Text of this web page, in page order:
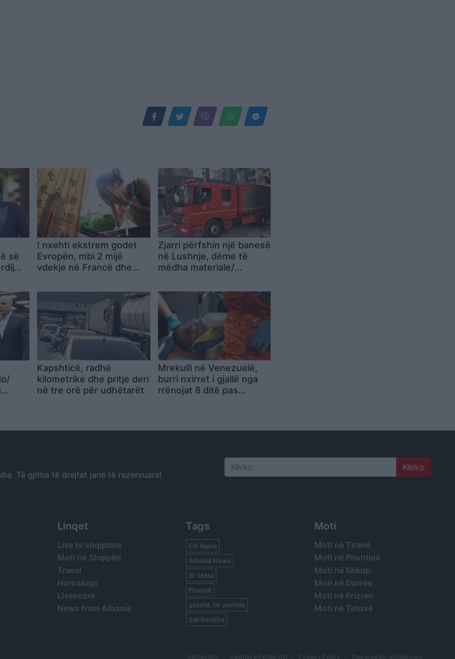
së
I nxehti ekstrem godet
Evropën, mbi 2 mijë
vdekje në Francë dhe
temperatura rekord
Zjarri përfshin një banesë
në Lushnje, dëme të
mëdha materiale/
të shuar flakët
Kapshticë, radhë
kilometrike dhe pritje deri
në tre orë për udhëtarët
Mrekulli në Venezuelë,
burri nxirret i gjallë nga
rrënojat 8 ditë pas
Të gjitha të drejtat janë të rezervuara! Search
Linqet
Live tv shqiptare
Moti në Shqipëri
Travel
Horoskopi
Livescore
News from Albania
Tags
Edi Rama
Albania News
Ilir Meta
Piranjat
gazeta, tv, portale
Sali Berisha
Moti
Moti në Tiranë
Moti në Prishtinë
Moti në Shkup
Moti në Durrës
Moti në Prizren
Moti në Tetovë
Kontaktoni Kushtet e Përdorimit Privacy Policy Powered by: orihost.com